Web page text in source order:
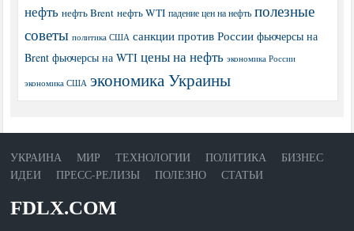
нефть нефть Brent нефть WTI падение цен на нефть полезные
советы политика США санкции против России фьючерсы на
Brent фьючерсы на WTI цены на нефть экономика России
экономика США экономика Украины
УКРАИНА МИР ТЕХНОЛОГИИ ПОЛИТИКА
БИЗНЕС
ИДЕИ
ПРЕСС-РЕЛИЗЫ ПОЛЕЗНО СТАТЬИ
FDLX.COM